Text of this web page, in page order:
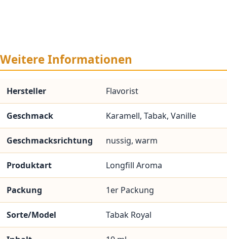
Weitere Informationen
Hersteller Flavorist
Geschmack Karamell, Tabak, Vanille
Geschmacksrichtung nussig, warm
Produktart Longfill Aroma
Packung 1er Packung
Sorte/Model Tabak Royal